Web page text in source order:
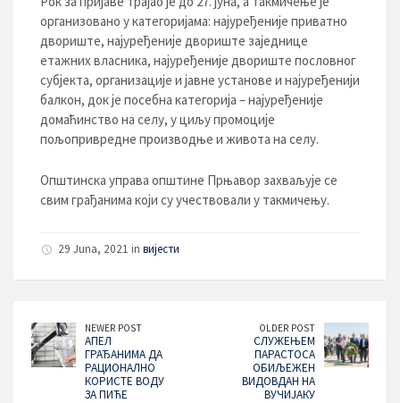
организовано у категоријама: најуређеније приватно
двориште, најуређеније двориште заједнице
етажних власника, најуређеније двориште пословног
субјекта, организације и јавне установе и најуређенији
балкон, док је посебна категорија – најуређеније
домаћинство на селу, у циљу промоције
пољопривредне производње и живота на селу.
Општинска управа општине Прњавор захваљује се
свим грађанима који су учествовали у такмичењу.
29 Juna, 2021 in вијести
NEWER POST
АПЕЛ
ГРАЂАНИМА ДА
РАЦИОНАЛНО
КОРИСТЕ ВОДУ
ЗА ПИЋЕ
OLDER POST
СЛУЖЕЊЕМ
ПАРАСТОСА
ОБИЉЕЖЕН
ВИДОВДАН НА
ВУЧИЈАКУ